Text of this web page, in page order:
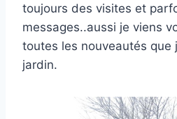
toujours des visites et
messages..aussi je viens
toutes les nouveautés que
jardin.